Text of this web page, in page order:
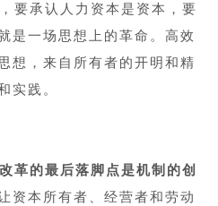
要承认人力资本是资本，要
是一场思想上的革命。高效
想，来自所有者的开明和精
实践。
革的最后落脚点是机制的创
资本所有者、经营者和劳动